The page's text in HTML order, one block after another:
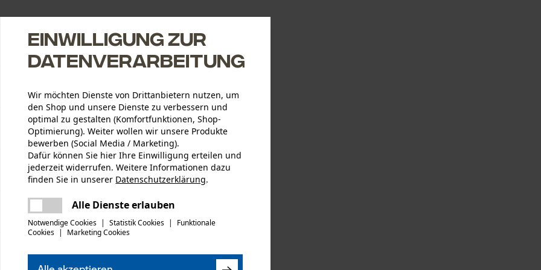
Erwachsener
Artikelgewicht
402.0 g
Materialzusammensetzung
HYDROCARBURES, C10-C13, N-ALCANES,
CYCLIQUES, <2% AROMATES, BENZENE<0.1%,
ISOALKANES, CYCLICS, < 2% AROMATICS, BUTAN,
Sicherheitsdatenblätter (PDF)
(0)
Einwilligung zur
Datenverarbeitung
Wir möchten Dienste von Drittanbietern nutzen, um
den Shop und unsere Dienste zu verbessern und
optimal zu gestalten (Komfortfunktionen, Shop-
Optimierung). Weiter wollen wir unsere Produkte
bewerben (Social Media / Marketing).
Dafür können Sie hier Ihre Einwilligung erteilen und
jederzeit widerrufen. Weitere Informationen dazu
finden Sie in unserer Datenschutzerklärung.
Alle Dienste erlauben
Notwendige Cookies | Statistik Cookies |
Funktionale
Cookies | Marketing Cookies
Es ist ein Fehler aufgetreten. Bitte
versuchen Sie es erneut.
teilen
mail